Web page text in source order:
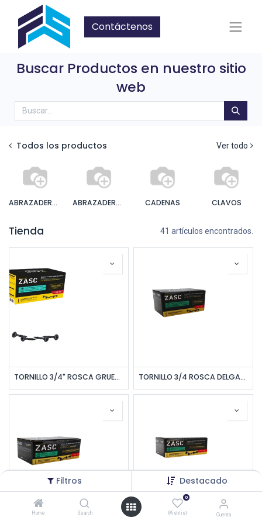
Filtros Destacado
Home Search
0
Wishlist Cuenta
Contáctenos
Buscar Productos en nuestro sitio
web
Todos los productos Ver todo
ABRAZADERAS ABRAZADERAS EMT CADENAS CLAVOS
Tienda 41 artículos encontrados.
TORNILLO 3/4" ROSCA GRUESA CAL #6 NEGRO 1.000PZAS/CAJA UNID ZASC TORNILLO 3/4 ROSCA DELGADA CAL #6 NEGRO 1.000 PZAS/CAJA UNID ZASC